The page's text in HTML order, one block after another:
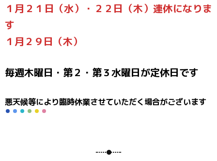
１月２１日（水）・２２日（木）連休になりま
す
１月２９日（木）
毎週木曜日・第２・第３水曜日が定休日です
悪天候等により臨時休業させていただく場合がございます